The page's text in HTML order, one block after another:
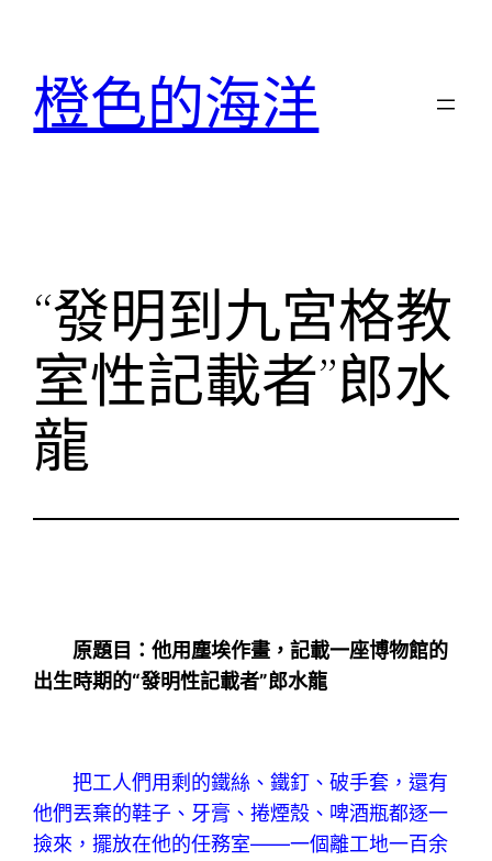
橙色的海洋
“發明到九宮格教
室性記載者”郎水
龍
原題目：他用塵埃作畫，記載一座博物館的
出生時期的“發明性記載者”郎水龍
把工人們用剩的鐵絲、鐵釘、破手套，還有
他們丟棄的鞋子、牙膏、捲煙殼、啤酒瓶都逐一
撿來，擺放在他的任務室——一個離工地一百余